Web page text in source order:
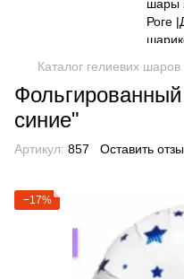
Каталог гелиевих шаров
синие"
Артикул: 857 Оставить
−17%